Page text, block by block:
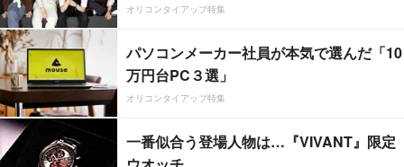
オリコンタイアップ特集
パソコンメーカー社員が本気で選んだ「10
万円台PC３選」
オリコンタイアップ特集
一番似合う登場人物は…『VIVANT』限定